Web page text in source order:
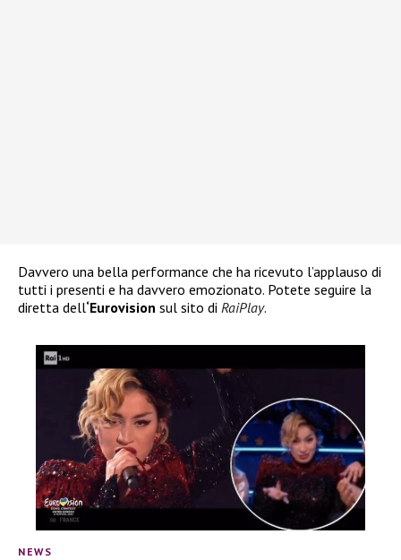
Davvero una bella performance che ha ricevuto l’applauso di
tutti i presenti e ha davvero emozionato. Potete seguire la
diretta dell‘Eurovision sul sito di RaiPlay.
NEWS